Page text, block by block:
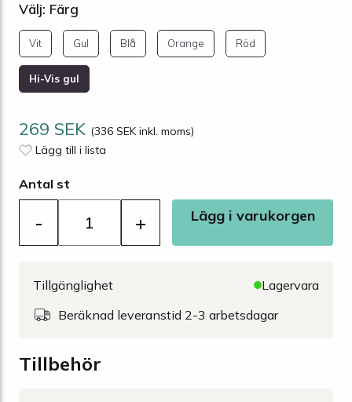
Välj: Färg
Vit Gul Blå Orange Röd
Hi-Vis gul
269 SEK (336 SEK inkl. moms)
Lägg till i lista
Antal st
- + Lägg i varukorgen
Tillgänglighet
Lagervara
Beräknad leveranstid 2-3 arbetsdagar
Tillbehör